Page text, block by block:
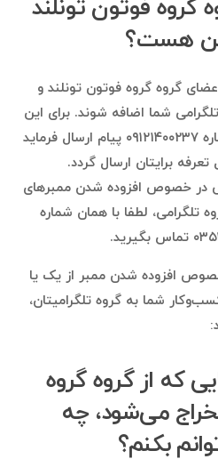
گروه فوتون تونلند
من هست؟
گروه گروه فوتون تونلند و
شما اضافه شوند. برای این
منظور، لطفا در تلگرام به شماره ۰۹۱۲۱۴۰۰۲۳۷ پیام ارسال فرماید
برایتان ارسال گردد.
در خصوص افزوده شدن ممبرهای
تلگرامی، لطفا با همان شماره
افزوده شدن ممبر از یک یا
شما به گروه تلگرامیتان،
که از گروه گروه
می‌شود، چه
بکنم؟